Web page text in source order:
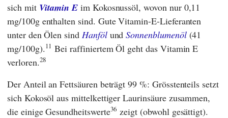
sich mit Vitamin E im Kokosnussöl, wovon nur 0,11
mg/100g enthalten sind. Gute Vitamin-E-Lieferanten
unter den Ölen sind HanfölundSonnenblumenöl(41
mg/100g).11 Bei raffiniertem Öl geht das Vitamin E
verloren.28
Der Anteil an Fettsäuren beträgt 99 %: Grösstenteils setzt
sich Kokosöl aus mittelkettiger Laurinsäure zusammen,
die einige Gesundheitswerte36 zeigt (obwohl gesättigt).